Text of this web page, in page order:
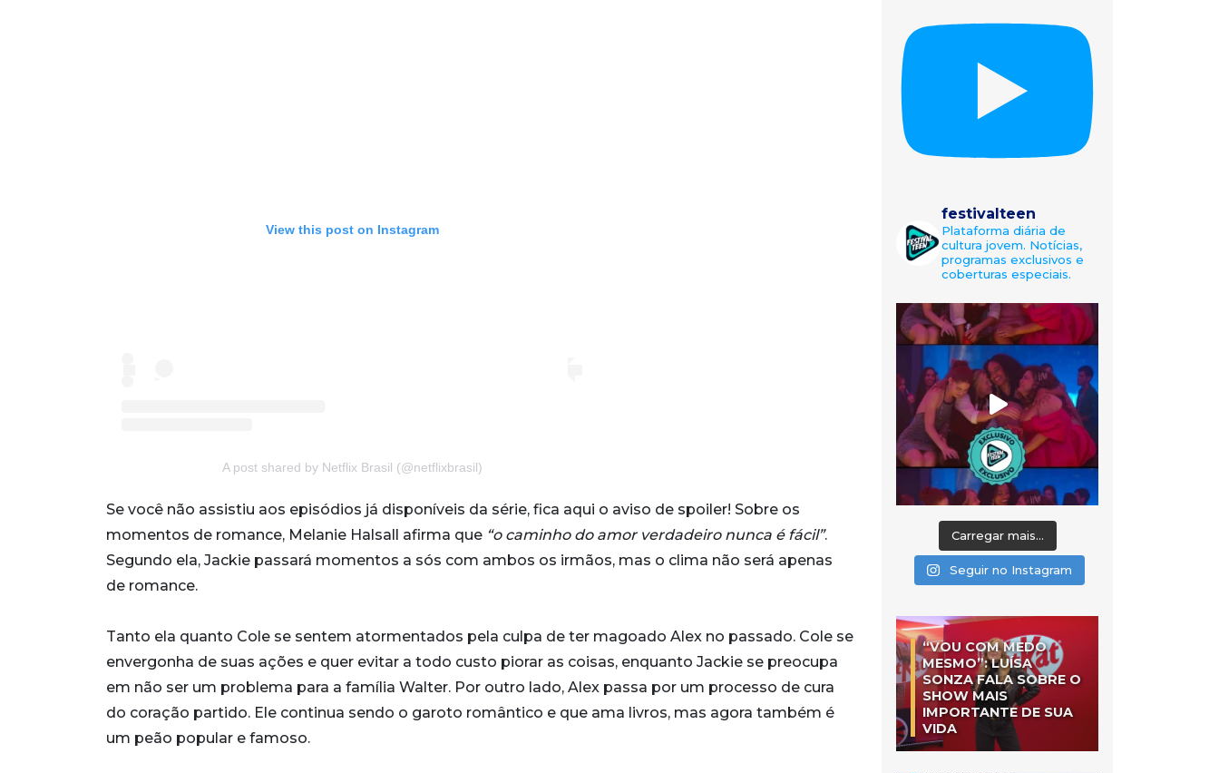
View this post on Instagram
A post shared by Netflix Brasil (@netflixbrasil)
Se você não assistiu aos episódios já disponíveis da série, fica aqui o aviso de spoiler! Sobre os
momentos de romance, Melanie Halsall afirma que “o caminho do amor verdadeiro nunca é fácil”.
Segundo ela, Jackie passará momentos a sós com ambos os irmãos, mas o clima não será apenas
de romance.
Tanto ela quanto Cole se sentem atormentados pela culpa de ter magoado Alex no passado. Cole se
envergonha de suas ações e quer evitar a todo custo piorar as coisas, enquanto Jackie se preocupa
em não ser um problema para a família Walter. Por outro lado, Alex passa por um processo de cura
do coração partido. Ele continua sendo o garoto romântico e que ama livros, mas agora também é
um peão popular e famoso.
festivalteen
Plataforma diária de
cultura jovem. Notícias,
programas exclusivos e
coberturas especiais.
Carregar mais...
Seguir no Instagram
“VOU COM MEDO
MESMO”: LUÍSA
SONZA FALA SOBRE O
SHOW MAIS
IMPORTANTE DE SUA
VIDA